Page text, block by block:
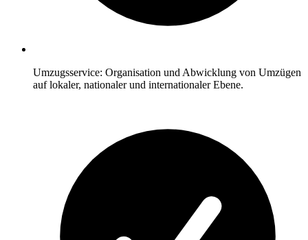
Umzugsservice: Organisation und Abwicklung von Umzügen
auf lokaler, nationaler und internationaler Ebene.